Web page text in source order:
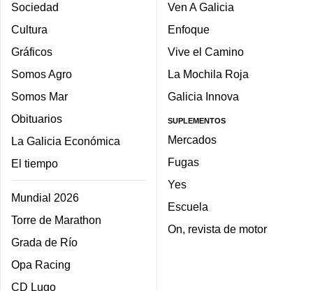
Sociedad
Cultura
Gráficos
Somos Agro
Somos Mar
Obituarios
La Galicia Económica
El tiempo
Mundial 2026
Torre de Marathon
Grada de Río
Opa Racing
CD Lugo
Ven A Galicia
Enfoque
Vive el Camino
La Mochila Roja
Galicia Innova
SUPLEMENTOS
Mercados
Fugas
Yes
Escuela
On, revista de motor